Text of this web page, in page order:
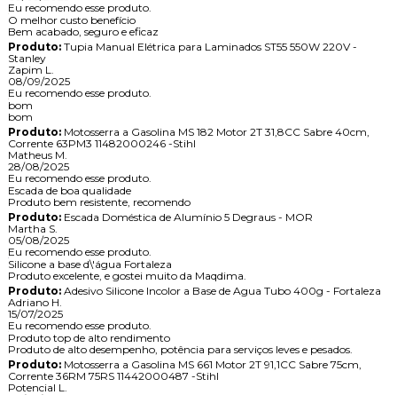
Eu recomendo esse produto.
O melhor custo benefício
Bem acabado, seguro e eficaz
Produto:Tupia Manual Elétrica para Laminados ST55 550W 220V -
Stanley
Zapim L.
08/09/2025
Eu recomendo esse produto.
bom
bom
Produto:Motosserra a Gasolina MS 182 Motor 2T 31,8CC Sabre 40cm,
Corrente 63PM3 11482000246 -Stihl
Matheus M.
28/08/2025
Eu recomendo esse produto.
Escada de boa qualidade
Produto bem resistente, recomendo
Produto:Escada Doméstica de Alumínio 5 Degraus - MOR
Martha S.
05/08/2025
Eu recomendo esse produto.
Silicone a base d\'água Fortaleza
Produto excelente, e gostei muito da Maqdima.
Produto:Adesivo Silicone Incolor a Base de Agua Tubo 400g - Fortaleza
Adriano H.
15/07/2025
Eu recomendo esse produto.
Produto top de alto rendimento
Produto de alto desempenho, potência para serviços leves e pesados.
Produto:Motosserra a Gasolina MS 661 Motor 2T 91,1CC Sabre 75cm,
Corrente 36RM 75RS 11442000487 -Stihl
Potencial L.